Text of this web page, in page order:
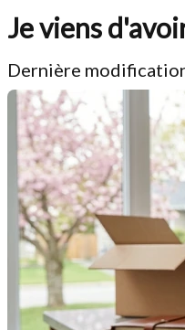
Je viens
Dernière